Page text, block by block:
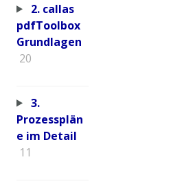
2. callas
pdfToolbox
Grundlagen
20
3.
Prozessplän
e im Detail
11